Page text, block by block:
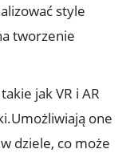
style
tworzenie
jak VR i AR
one
dziele, co może